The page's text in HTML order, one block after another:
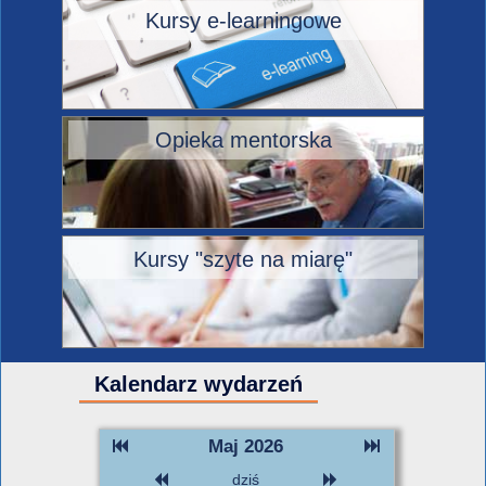
Kursy e-learningowe
Opieka mentorska
Kursy "szyte na miarę"
Kalendarz wydarzeń
Maj 2026
dziś